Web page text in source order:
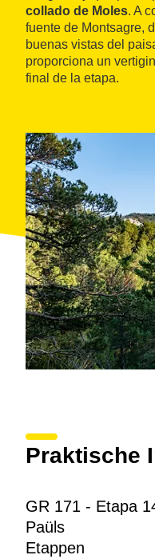
collado de Moles. A
fuente de Montsagre,
buenas vistas del
proporciona un
final de la etapa.
Praktische
GR 171 - Etapa
Paüls
Etappen